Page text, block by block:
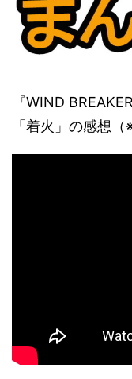
『WIND
「着火」の感想（